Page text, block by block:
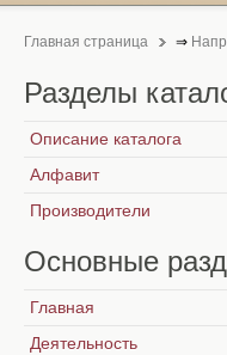
Главная страница ⇒
Разделы
Описание каталога
Алфавит
Производители
Основные
Главная
Деятельность